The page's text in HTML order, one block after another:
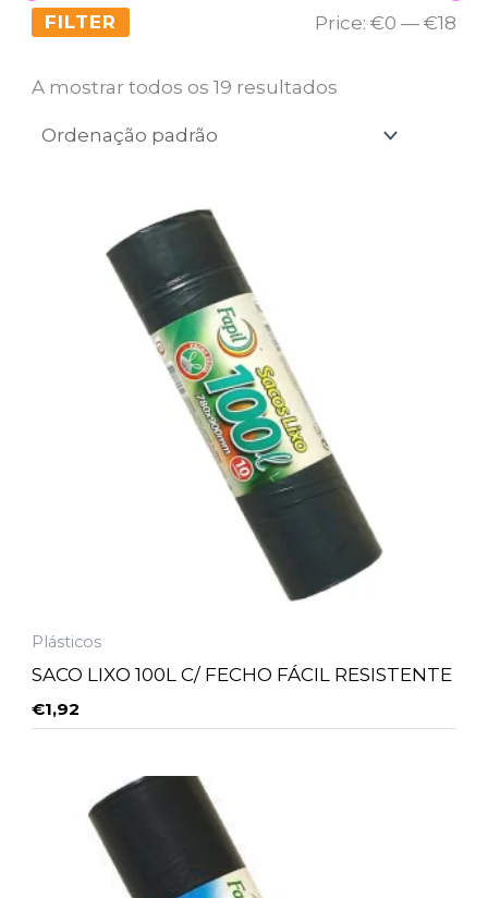
FILTER Price: €0 — €18
A mostrar todos os 19 resultados
Plásticos
SACO LIXO 100L C/ FECHO FÁCIL RESISTENTE
€1,92